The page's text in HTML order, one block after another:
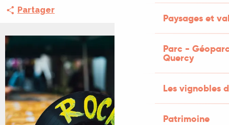
Paysages et
Parc -
Quercy
Les vignobles
Patrimoine
Partager